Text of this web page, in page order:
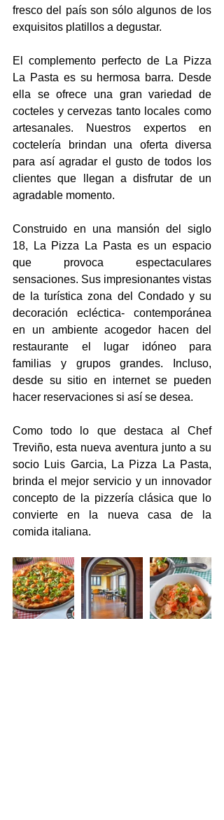
fresco del país son sólo algunos de los
exquisitos platillos a degustar.
El complemento perfecto de La Pizza
La Pasta es su hermosa barra. Desde
ella se ofrece una gran variedad de
cocteles y cervezas tanto locales como
artesanales. Nuestros expertos en
coctelería brindan una oferta diversa
para así agradar el gusto de todos los
clientes que llegan a disfrutar de un
agradable momento.
Construido en una mansión del siglo
18, La Pizza La Pasta es un espacio
que provoca espectaculares
sensaciones. Sus impresionantes vistas
de la turística zona del Condado y su
decoración ecléctica- contemporánea
en un ambiente acogedor hacen del
restaurante el lugar idóneo para
familias y grupos grandes. Incluso,
desde su sitio en internet se pueden
hacer reservaciones si así se desea.
Como todo lo que destaca al Chef
Treviño, esta nueva aventura junto a su
socio Luis Garcia, La Pizza La Pasta,
brinda el mejor servicio y un innovador
concepto de la pizzería clásica que lo
convierte en la nueva casa de la
comida italiana.